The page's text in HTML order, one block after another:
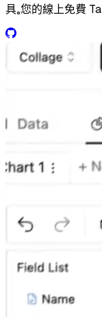
具。您的線上免費